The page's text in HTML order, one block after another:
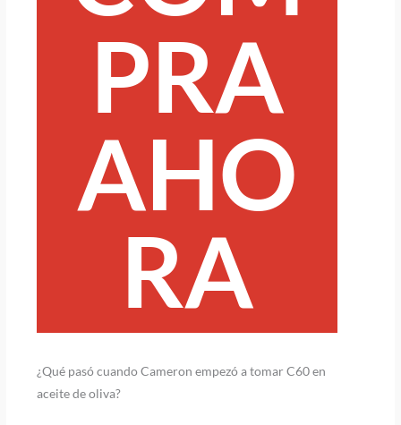
PRA
AHO
RA
¿Qué pasó cuando Cameron empezó a tomar C60 en
aceite de oliva?